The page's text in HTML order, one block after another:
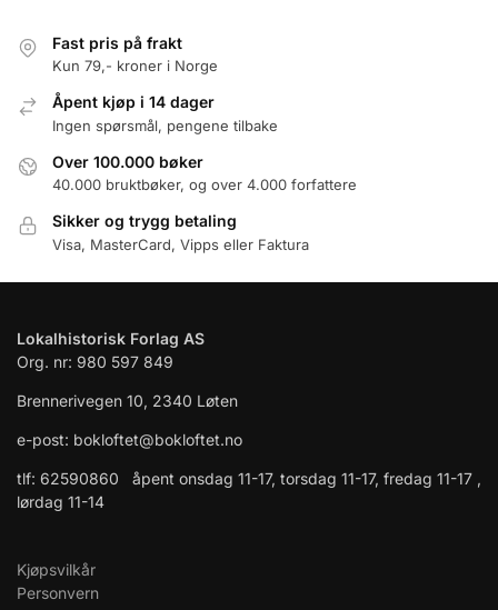
Fast pris på frakt
Kun 79,- kroner i Norge
Åpent kjøp i 14 dager
Ingen spørsmål, pengene tilbake
Over 100.000 bøker
40.000 bruktbøker, og over 4.000 forfattere
Sikker og trygg betaling
Visa, MasterCard, Vipps eller Faktura
Lokalhistorisk Forlag AS
Org. nr: 980 597 849
Brennerivegen 10, 2340 Løten
e-post: bokloftet@bokloftet.no
tlf: 62590860 åpent onsdag 11-17, torsdag 11-17, fredag 11-17 ,
lørdag 11-14
Kjøpsvilkår
Personvern